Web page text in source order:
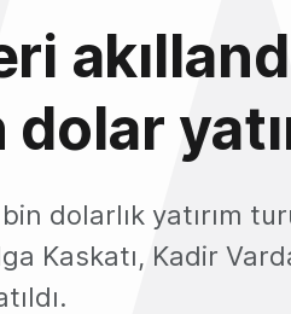
dolarlık yatırım
Kaskatı, Kadir